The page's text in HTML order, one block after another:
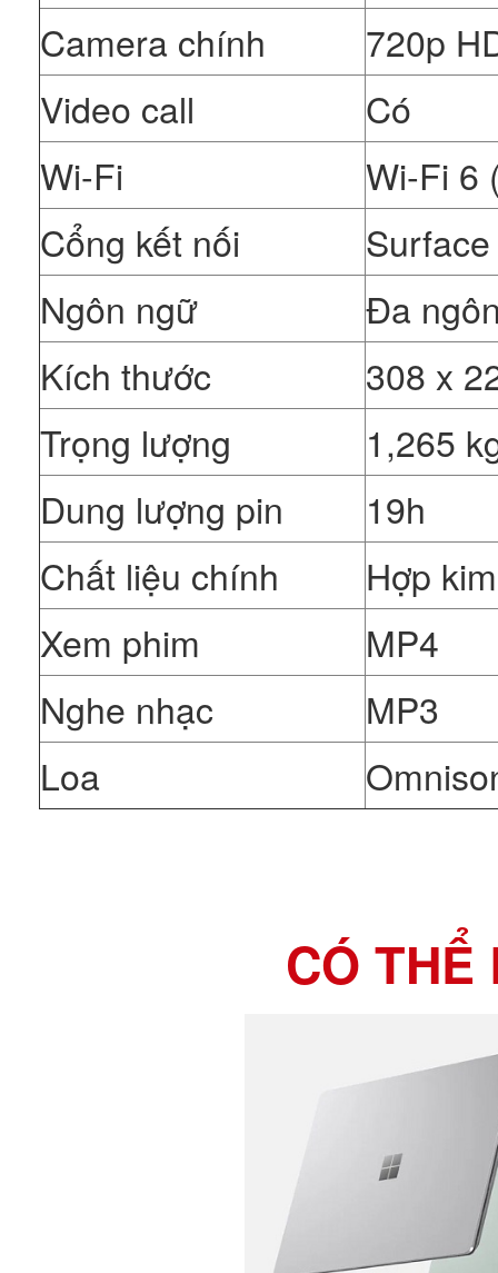
Camera chính
720p
Video call
Có
Wi-Fi
Wi-Fi 6
Cổng kết nối
Ngôn ngữ
Đa
Kích thước
308 x
Trọng lượng
1,265
Dung lượng pin
19h
Chất liệu chính
Hợp
Xem phim
MP4
Nghe nhạc
MP3
Loa
CÓ THỂ